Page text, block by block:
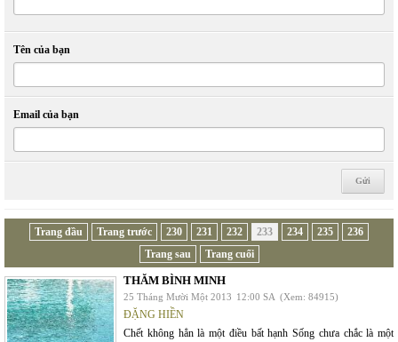
Tên của bạn
Email của bạn
Trang đầu Trang trước 230 231 232 233 234 235
236
Trang sau
Trang cuối
THĂM BÌNH MINH
25 Tháng Mười Một 2013 12:00 SA (Xem: 84915)
ĐẶNG HIỀN
Chết không hẳn là một điều bất hạnh Sống chưa chắc là một